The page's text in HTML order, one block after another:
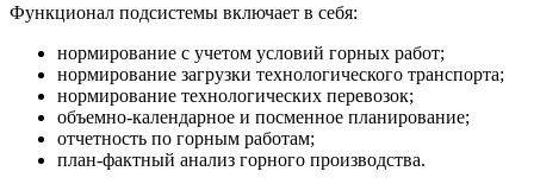
Функционал подсистемы включает в себя:
нормирование с учетом условий горных работ;
нормирование загрузки технологического транспорта;
нормирование технологических перевозок;
объемно-календарное и посменное планирование;
отчетность по горным работам;
план-фактный анализ горного производства.